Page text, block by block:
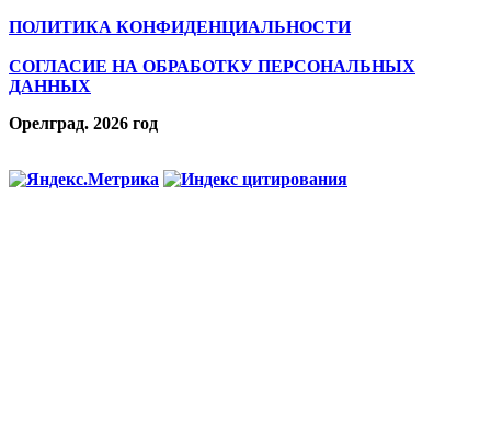
ПОЛИТИКА КОНФИДЕНЦИАЛЬНОСТИ
СОГЛАСИЕ НА ОБРАБОТКУ ПЕРСОНАЛЬНЫХ
ДАННЫХ
Орелград. 2026 год